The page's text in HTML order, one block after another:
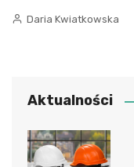
Daria Kwiatkowska
Aktualności